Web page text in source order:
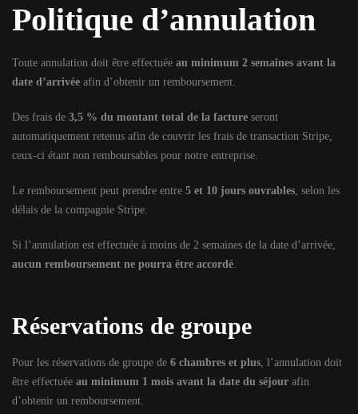
Politique d’annulation
Toute annulation doit être effectuée au minimum 2 semaines avant la
date d’arrivée afin d’obtenir un remboursement.
Des frais de 3,5 % du montant total de la facture seront
automatiquement retenus afin de couvrir les frais de transaction Stripe,
ceux-ci étant non remboursables pour notre entreprise.
Le remboursement peut prendre entre 5 et 10 jours ouvrables , selon les
délais de la compagnie Stripe.
Si l’annulation est effectuée à moins de 2 semaines de la date d’arrivée,
aucun remboursement ne pourra être accordé
Réservations de groupe
Pour les réservations de groupe de 6 chambres et plus , l’annulation doit
être effectuée au minimum 1 mois avant la date du séjour afin
d’obtenir un remboursement.